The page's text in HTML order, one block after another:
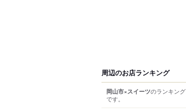
周辺のお店ランキング
岡山市×スイーツのランキング
です。